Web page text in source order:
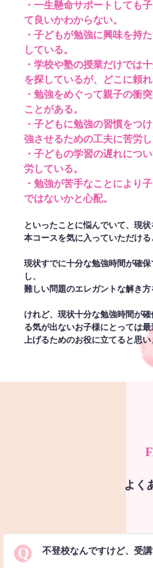
・一生懸命サポートしても
て良いかわからない。
・子どもが勉強に興味を持
している。
・学校や塾の授業だけでは
を探しているが、どこに頼
・勉強をめぐって親子の衝
ことがある。
・子どもに勉強の習慣をつ
強させるための工夫に苦労し
・子どもの学習の遅れにつ
労している。
・勉強が苦手なことにより
ではないかと心配。
といったことに悩んでいて、現
本コースを気に入っていただける
現状すでに十分な勉強時間が確
し、
難しい問題のエレガントな解き方
けれど、現状十分な勉強時間が
る気が出ないお子様にとっては
上げるためのお役に立てると思い
よく
Q 不登校なんですけど、受